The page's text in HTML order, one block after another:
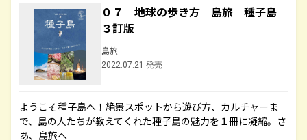
０７ 地球の歩き方 島旅 種子島
３訂版
島旅
2022.07.21 発売
ようこそ種子島へ！絶景スポットから遊び方、カルチャーま
で、島の人たちが教えてくれた種子島の魅力を１冊に凝縮。さ
あ、島旅へ